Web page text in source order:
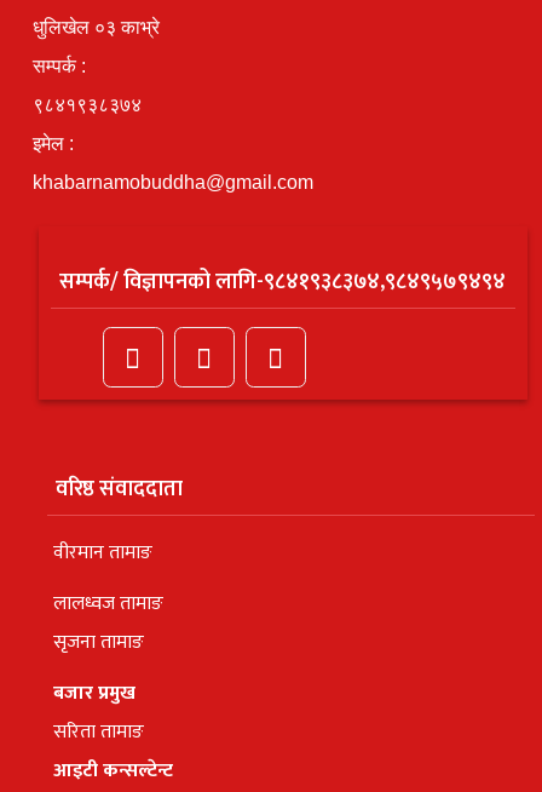
धुलिखेल ०३ काभ्रे
सम्पर्क :
९८४१९३८३७४
इमेल :
khabarnamobuddha@gmail.com
सम्पर्क/ विज्ञापनको लागि-९८४१९३८३७४,९८४९५७९४९४
वरिष्ठ संवाददाता
वीरमान तामाङ
लालध्वज तामाङ
सृजना तामाङ
बजार प्रमुख
सरिता तामाङ
आइटी कन्सल्टेन्ट